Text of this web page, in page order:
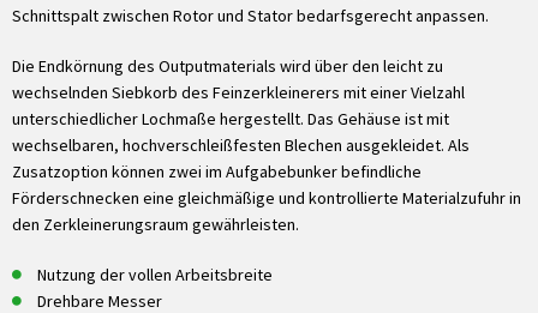
Schnittspalt zwischen Rotor und Stator bedarfsgerecht anpassen.
Die Endkörnung des Outputmaterials wird über den leicht zu
wechselnden Siebkorb des Feinzerkleinerers mit einer Vielzahl
unterschiedlicher Lochmaße hergestellt. Das Gehäuse ist mit
wechselbaren, hochverschleißfesten Blechen ausgekleidet. Als
Zusatzoption können zwei im Aufgabebunker befindliche
Förderschnecken eine gleichmäßige und kontrollierte Materialzufuhr in
den Zerkleinerungsraum gewährleisten.
Nutzung der vollen Arbeitsbreite
Drehbare Messer